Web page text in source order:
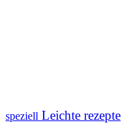
speziell Leichte rezepte